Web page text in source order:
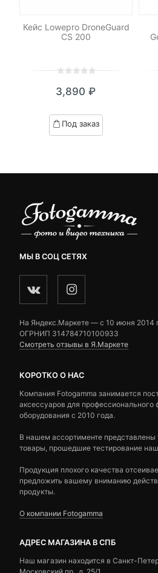
Кейс Lowepro DroneGuard
CS 200
out
based
on
3,890 ₽
Под заказ
МЫ В СОЦ СЕТЯХ
На Яндекс.Маркете — c 10 июня 2014
ОГРНИП 314784710100933
Смотреть отзывы в Я.Маркете
КОРОТКО О НАС
Компания Fotogamma занимается
аксессуаров для профессионального
оборудования с 2010 года.
В нашем ассортименте представлены
товары, прошедшие тестирование
Продукция плохого качества
предложить вашему вниманию
продукты.
О компании Fotogamma
АДРЕС МАГАЗИНА В СПБ
Наш магазин находится в Санкт-